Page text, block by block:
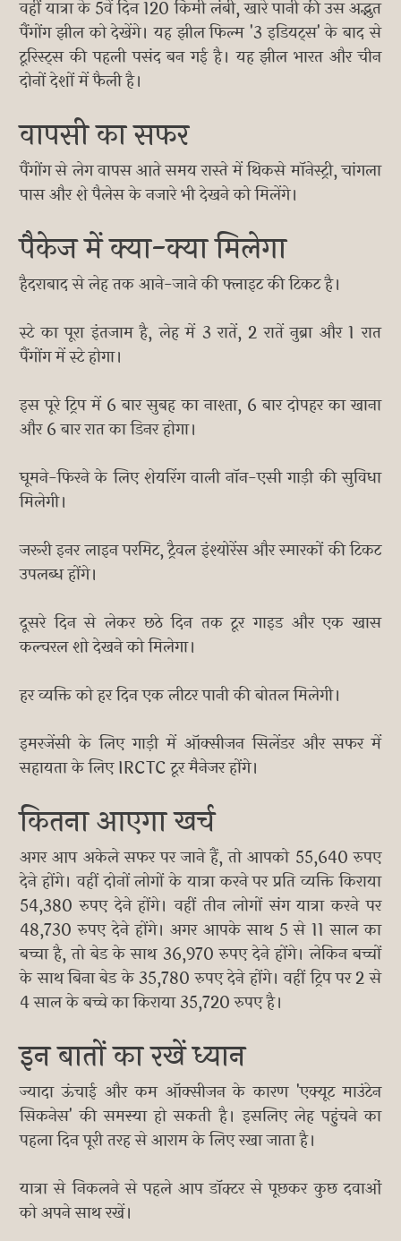
वहीं यात्रा के 5वें दिन 120 किमी लंबी, खारे पानी की उस अद्भुत
पैंगोंग झील को देखेंगे। यह झील फिल्म '3 इडियट्स' के बाद से
टूरिस्ट्स की पहली पसंद बन गई है। यह झील भारत और चीन
दोनों देशों में फैली है।
वापसी का सफर
पैंगोंग से लेग वापस आते समय रास्ते में थिकसे मॉनेस्ट्री, चांगला
पास और शे पैलेस के नजारे भी देखने को मिलेंगे।
पैकेज में क्या-क्या मिलेगा
हैदराबाद से लेह तक आने-जाने की फ्लाइट की टिकट है।
स्टे का पूरा इंतजाम है, लेह में 3 रातें, 2 रातें नुब्रा और 1 रात
पैंगोंग में स्टे होगा।
इस पूरे ट्रिप में 6 बार सुबह का नाश्ता, 6 बार दोपहर का खाना
और 6 बार रात का डिनर होगा।
घूमने-फिरने के लिए शेयरिंग वाली नॉन-एसी गाड़ी की सुविधा
मिलेगी।
जरूरी इनर लाइन परमिट, ट्रैवल इंश्योरेंस और स्मारकों की टिकट
उपलब्ध होंगे।
दूसरे दिन से लेकर छठे दिन तक टूर गाइड और एक खास
कल्चरल शो देखने को मिलेगा।
हर व्यक्ति को हर दिन एक लीटर पानी की बोतल मिलेगी।
इमरजेंसी के लिए गाड़ी में ऑक्सीजन सिलेंडर और सफर में
सहायता के लिए IRCTC टूर मैनेजर होंगे।
कितना आएगा खर्च
अगर आप अकेले सफर पर जाने हैं, तो आपको 55,640 रुपए
देने होंगे। वहीं दोनों लोगों के यात्रा करने पर प्रति व्यक्ति किराया
54,380 रुपए देने होंगे। वहीं तीन लोगों संग यात्रा करने पर
48,730 रुपए देने होंगे। अगर आपके साथ 5 से 11 साल का
बच्चा है, तो बेड के साथ 36,970 रुपए देने होंगे। लेकिन बच्चों
के साथ बिना बेड के 35,780 रुपए देने होंगे। वहीं ट्रिप पर 2 से
4 साल के बच्चे का किराया 35,720 रुपए है।
इन बातों का रखें ध्यान
ज्यादा ऊंचाई और कम ऑक्सीजन के कारण 'एक्यूट माउंटेन
सिकनेस' की समस्या हो सकती है। इसलिए लेह पहुंचने का
पहला दिन पूरी तरह से आराम के लिए रखा जाता है।
यात्रा से निकलने से पहले आप डॉक्टर से पूछकर कुछ दवाओं
को अपने साथ रखें।